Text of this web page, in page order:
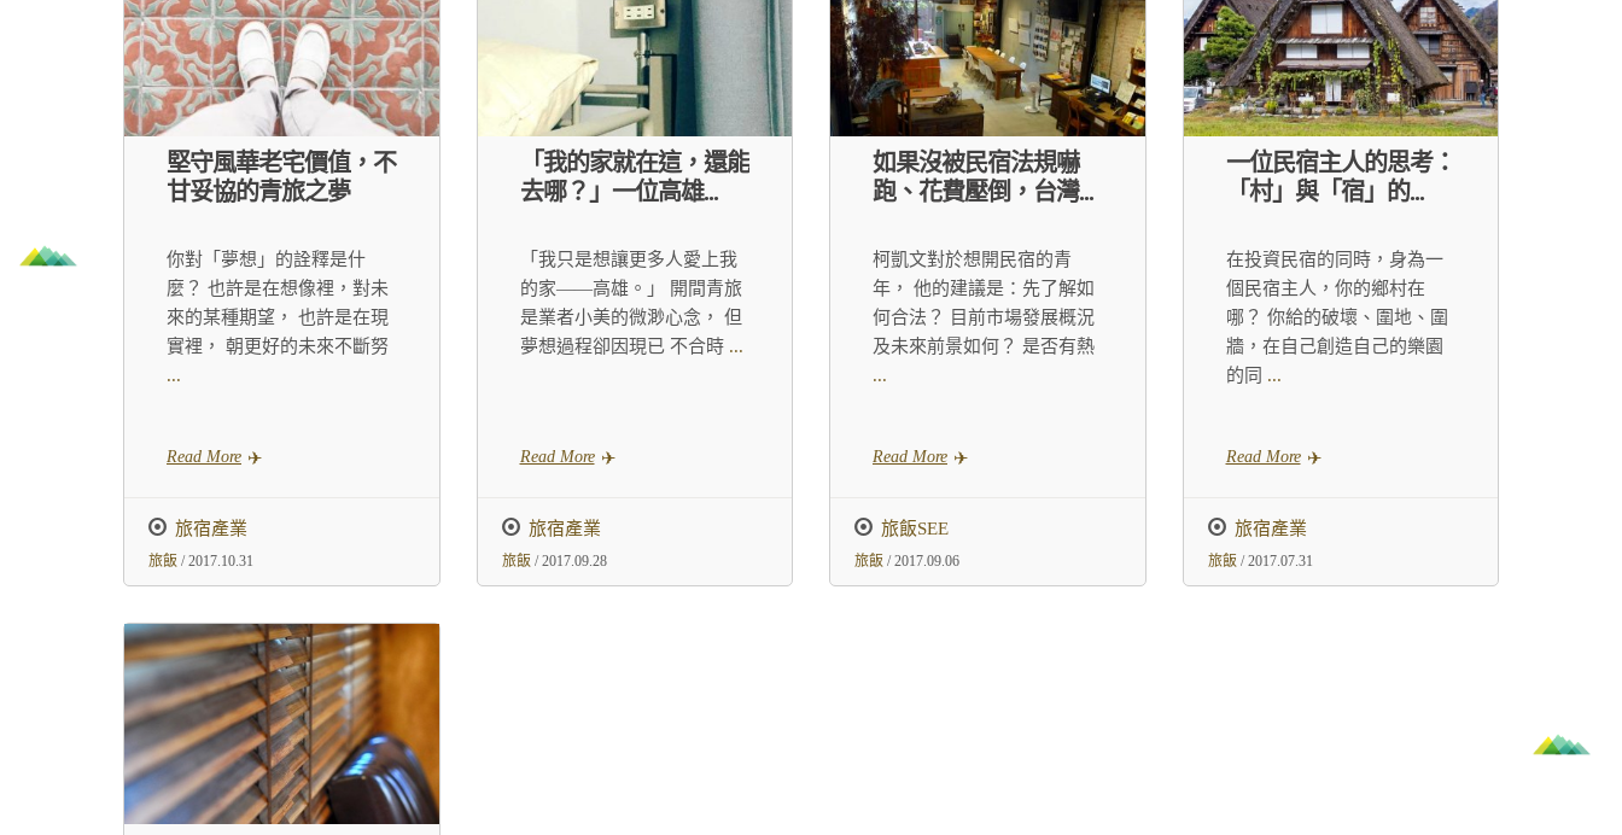
堅守風華老宅價值，不
甘妥協的青旅之夢
你對「夢想」的詮釋是什
麼？ 也許是在想像裡，對未
來的某種期望， 也許是在現
實裡， 朝更好的未來不斷努
...
Read More
旅宿產業
旅飯 / 2017.10.31
「我的家就在這，還能
去哪？」一位高雄...
「我只是想讓更多人愛上我
的家——高雄。」 開間青旅
是業者小美的微渺心念， 但
夢想過程卻因現已 不合時...
Read More
旅宿產業
旅飯 / 2017.09.28
如果沒被民宿法規嚇
跑、花費壓倒，台灣...
柯凱文對於想開民宿的青
年， 他的建議是：先了解如
何合法？ 目前市場發展概況
及未來前景如何？ 是否有熱
...
Read More
旅飯SEE
旅飯 / 2017.09.06
一位民宿主人的思考：
「村」與「宿」的...
在投資民宿的同時，身為一
個民宿主人，你的鄉村在
哪？ 你給的破壞、圍地、圍
牆，在自己創造自己的樂園
的同 ...
Read More
旅宿產業
旅飯 / 2017.07.31